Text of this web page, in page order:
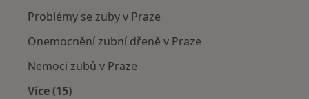
Problémy se zuby v Praze
Onemocnění zubní dřeně v Praze
Nemoci zubů v Praze
Více (15)